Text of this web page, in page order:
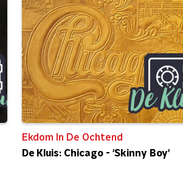
Ekdom In De Ochtend
De Kluis: Chicago - 'Skinny Boy'